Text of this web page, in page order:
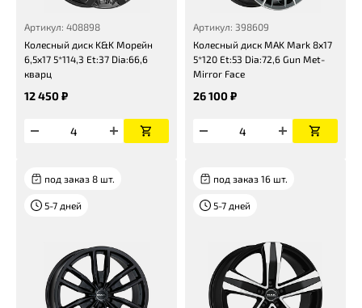
Артикул: 408898
Колесный диск K&K Морейн
6,5x17 5*114,3 Et:37 Dia:66,6
кварц
12 450 ₽
Артикул: 398609
Колесный диск MAK Mark 8x17
5*120 Et:53 Dia:72,6 Gun Met-
Mirror Face
26 100 ₽
под заказ 8 шт.
5-7 дней
под заказ 16 шт.
5-7 дней